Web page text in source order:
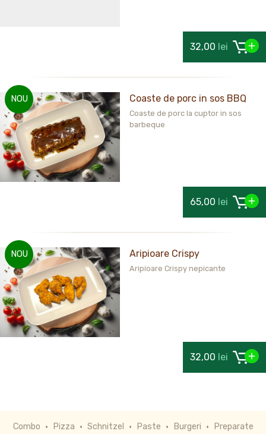
32,00 lei
NOU Coaste de porc in sos BBQ
Coaste de porc la cuptor in sos
barbeque
65,00 lei
NOU Aripioare Crispy
Aripioare Crispy nepicante
32,00 lei
Combo Pizza Schnitzel Paste Burgeri
Preparate